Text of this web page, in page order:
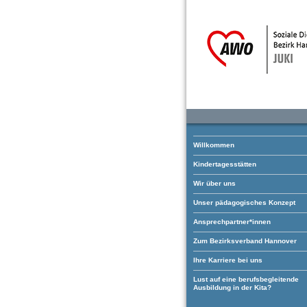
Willkommen
Kindertagesstätten
Wir über uns
Unser pädagogisches Konzept
Ansprechpartner*innen
Zum Bezirksverband Hannover
Ihre Karriere bei uns
Lust auf eine berufsbegleitende
Ausbildung in der Kita?